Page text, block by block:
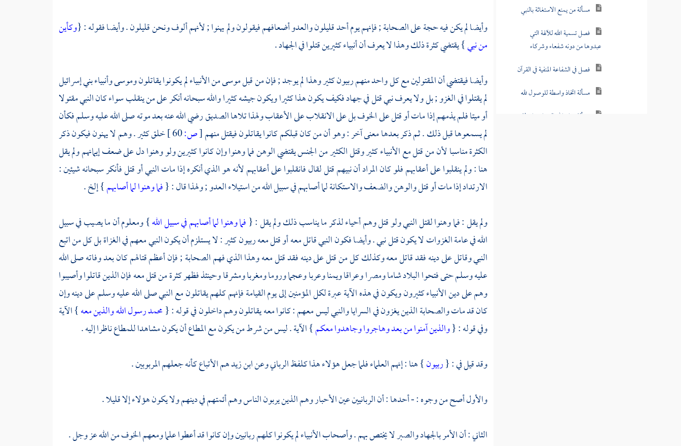
مسألة من يمنع الاستغاثة بالنبي
فصل تسمية الله للآلهة التي
عبدوها من دونه شفعاء وشركاء
فصل في الشفاعة المنفية في القرآن
مسألة اتخاذ واسطة للوصول لله
مسألة سماع الله الدعاء بواسطة
وأيضا لم يكن فيه حجة علىالصحابة; فإنهم يوم أحد قليلون والعدو أضعافهم فيقولون ولم يهنوا ; لأنهم ألوف ونحن قليلون . وأيضا فقوله : {وكأين
من نبي} يقتضي كثرة ذلك وهذا لا يعرف أن أنبياء كثيرين قتلوا في الجهاد .
وأيضا فيقتضي أن المقتولين مع كل واحد منهم ربيون كثير وهذا لم يوجد ; فإن من قبلموسىمن الأنبياء لم يكونوا يقاتلونوموسىوأنبياءبني إسرائيل
لم يقتلوا في الغزو ; بل ولا يعرف نبي قتل في جهاد فكيف يكون هذا كثيرا ويكون جيشه كثيرا والله سبحانه أنكر على من ينقلب سواء كان النبي مقتولا
أو ميتا فلم يذمهم إذا مات أو قتل على الخوف بل على الانقلاب على الأعقاب ولهذا تلاهاالصديقرضي الله عنه بعد موته صلى الله عليه وسلم فكأن
لم يسمعوها قبل ذلك . ثم ذكر بعدها معنى آخر : وهو أن من كان قبلكم كانوا يقاتلون فيقتل منهم[ص:60 ]
خلق كثير . وهم لا يهنون فيكون ذكر
الكثرة مناسبا لأن من قتل مع الأنبياء كثير وقتل الكثير من الجنس يقتضي الوهن فما وهنوا وإن كانوا كثيرين ولو وهنوا دل على ضعف إيمانهم ولم يقل
هنا : ولم ينقلبوا على أعقابهم فلو كان المراد أن نبيهم قتل لقال فانقلبوا على أعقابهم لأنه هو الذي أنكره إذا مات النبي أو قتل فأنكر سبحانه شيئين :
الارتداد إذا مات أو قتل والوهن والضعف والاستكانة لما أصابهم في سبيل الله من استيلاء العدو ; ولهذا قال : {فما وهنوا لما أصابهم} إلخ .
ولم يقل : فما وهنوا لقتل النبي ولو قتل وهم أحياء لذكر ما يناسب ذلك ولم يقل : {فما وهنوا لما أصابهم في سبيل الله} ومعلوم أن ما يصيب في سبيل
الله في عامة الغزوات لا يكون قتل نبي . وأيضا فكون النبي قاتل معه أو قتل معه ربيون كثير : لا يستلزم أن يكون النبي معهم في الغزاة بل كل من اتبع
النبي وقاتل على دينه فقد قاتل معه وكذلك كل من قتل على دينه فقد قتل معه وهذا الذي فهم الصحابة ; فإن أعظم قتالهم كان بعد وفاته صلى الله
عليه وسلم حتى فتحوا البلادشاماومصراوعراقاويمناوعربا وعجما وروما ومغربا ومشرقا وحينئذ فظهر كثرة من قتل معه فإن الذين قاتلوا وأصيبوا
وهم على دين الأنبياء كثيرون ويكون في هذه الآية عبرة لكل المؤمنين إلى يوم القيامة فإنهم كلهم يقاتلون مع النبي صلى الله عليه وسلم على دينه وإن
كان قد مات والصحابة الذين يغزون في السرايا والنبي ليس معهم : كانوا معه يقاتلون وهم داخلون في قوله : {محمد رسول الله والذين معه} الآية
وفي قوله : {والذين آمنوا من بعد وهاجروا وجاهدوا معكم} الآية . ليس من شرط من يكون مع المطاع أن يكون مشاهدا للمطاع ناظرا إليه .
وقد قيل في : {ربيون} هنا : إنهم العلماء فلما جعل هؤلاء هذا كلفظ الرباني وعنابن زيدهم الأتباع كأنه جعلهم المربوبين .
والأول أصح من وجوه : - أحدها : أن الربانيين عين الأحبار وهم الذين يربون الناس وهم أئمتهم في دينهم ولا يكون هؤلاء إلا قليلا .
الثاني : أن الأمر بالجهاد والصبر لا يختص بهم . وأصحاب الأنبياء لم يكونوا كلهم ربانيين وإن كانوا قد أعطوا علما ومعهم الخوف من الله عز وجل .